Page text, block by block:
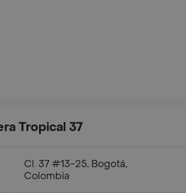
Tropical 37
Cl. 37 #13-25, Bogotá,
Colombia